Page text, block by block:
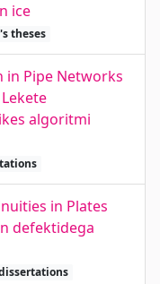
ice
theses
in Pipe Networks
algoritmi
in Plates
defektidega